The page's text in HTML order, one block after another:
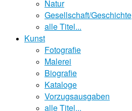
Natur
Gesellschaft/Geschichte
alle Titel...
Kunst
Fotografie
Malerei
Biografie
Kataloge
Vorzugsausgaben
alle Titel...